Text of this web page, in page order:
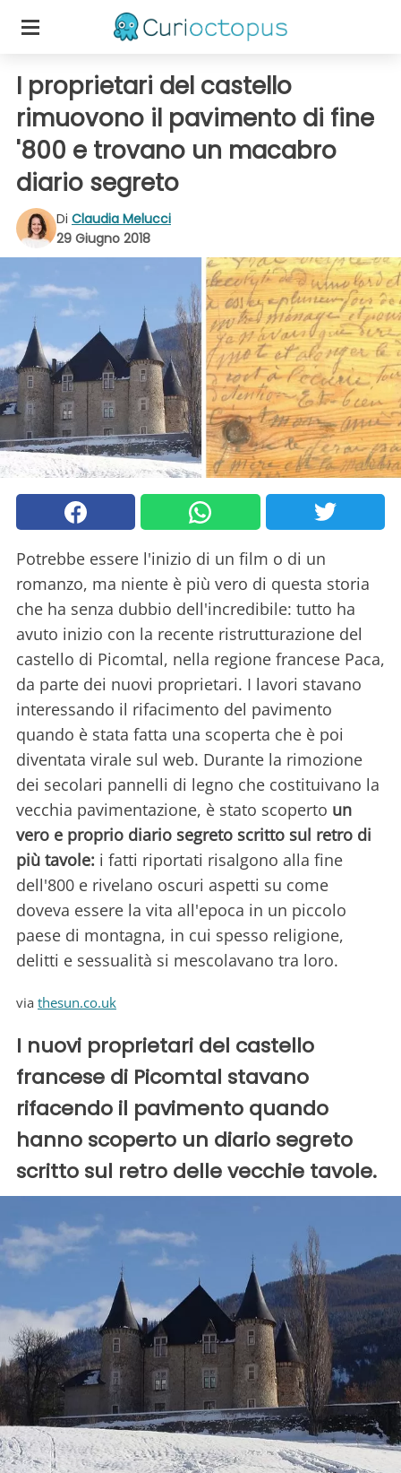
I proprietari del castello
rimuovono il pavimento di fine
'800 e trovano un macabro
diario segreto
Di Claudia Melucci
29 Giugno 2018
Potrebbe essere l'inizio di un film o di un
romanzo, ma niente è più vero di questa storia
che ha senza dubbio dell'incredibile: tutto ha
avuto inizio con la recente ristrutturazione del
castello di Picomtal, nella regione francese Paca,
da parte dei nuovi proprietari. I lavori stavano
interessando il rifacimento del pavimento
quando è stata fatta una scoperta che è poi
diventata virale sul web. Durante la rimozione
dei secolari pannelli di legno che costituivano la
vecchia pavimentazione, è stato scoperto un
vero e proprio diario segreto scritto sul retro di
più tavole: i fatti riportati risalgono alla fine
dell'800 e rivelano oscuri aspetti su come
doveva essere la vita all'epoca in un piccolo
paese di montagna, in cui spesso religione,
delitti e sessualità si mescolavano tra loro.
via thesun.co.uk
I nuovi proprietari del castello
francese di Picomtal stavano
rifacendo il pavimento quando
hanno scoperto un diario segreto
scritto sul retro delle vecchie tavole.